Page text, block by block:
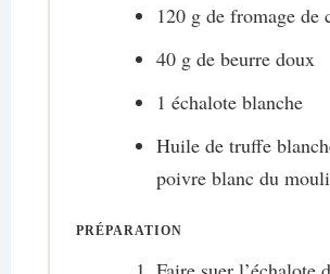
120 g de fromage de
40 g de beurre doux
1 échalote blanche
Huile de truffe
poivre blanc du
PRÉPARATION